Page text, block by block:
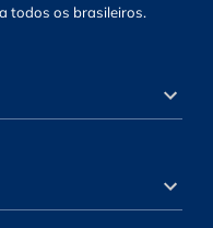
todos os brasileiros.